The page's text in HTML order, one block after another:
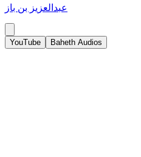
عبدالعزيز بن باز
YouTube Baheth Audios